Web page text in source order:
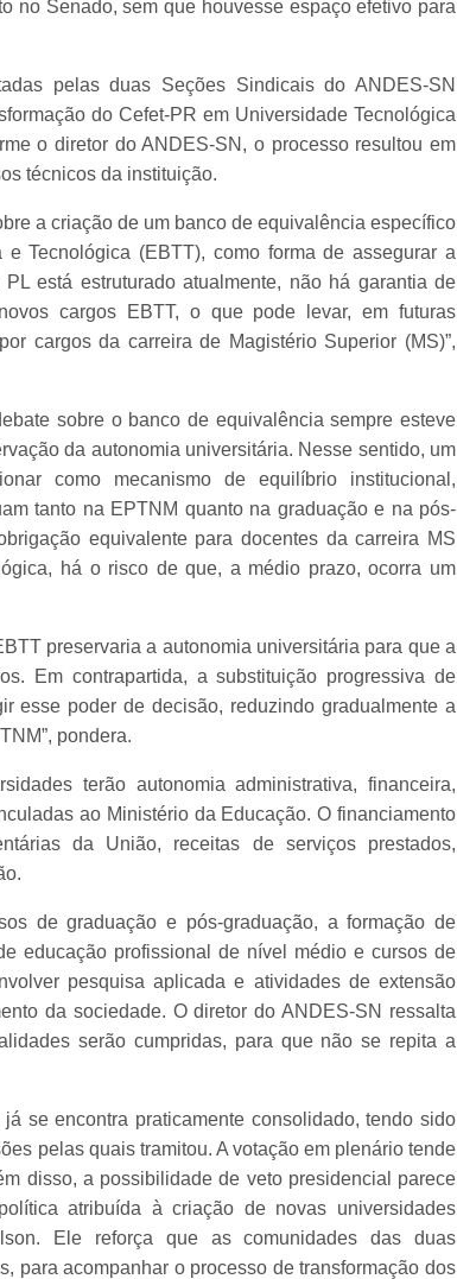
no Senado, sem que houvesse espaço efetivo para
pelas duas Seções Sindicais do ANDES-SN
do Cefet-PR em Universidade Tecnológica
o diretor do ANDES-SN, o processo resultou em
técnicos da instituição.
a criação de um banco de equivalência específico
Tecnológica (EBTT), como forma de assegurar a
está estruturado atualmente, não há garantia de
cargos EBTT, o que pode levar, em futuras
cargos da carreira de Magistério Superior (MS)”,
sobre o banco de equivalência sempre esteve
da autonomia universitária. Nesse sentido, um
como mecanismo de equilíbrio institucional,
tanto na EPTNM quanto na graduação e na pós-
equivalente para docentes da carreira MS
há o risco de que, a médio prazo, ocorra um
preservaria a autonomia universitária para que a
Em contrapartida, a substituição progressiva de
esse poder de decisão, reduzindo gradualmente a
pondera.
terão autonomia administrativa, financeira,
ao Ministério da Educação. O financiamento
da União, receitas de serviços prestados,
de graduação e pós-graduação, a formação de
educação profissional de nível médio e cursos de
pesquisa aplicada e atividades de extensão
da sociedade. O diretor do ANDES-SN ressalta
serão cumpridas, para que não se repita a
se encontra praticamente consolidado, tendo sido
pelas quais tramitou. A votação em plenário tende
disso, a possibilidade de veto presidencial parece
atribuída à criação de novas universidades
Ele reforça que as comunidades das duas
para acompanhar o processo de transformação dos